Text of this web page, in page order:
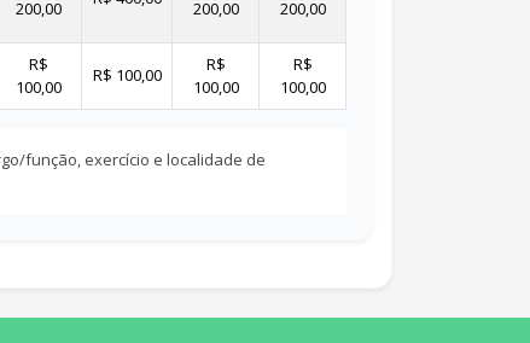
200,00
200,00
200,00
R$
100,00
R$ 100,00
R$
100,00
R$
100,00
função, exercício e localidade de